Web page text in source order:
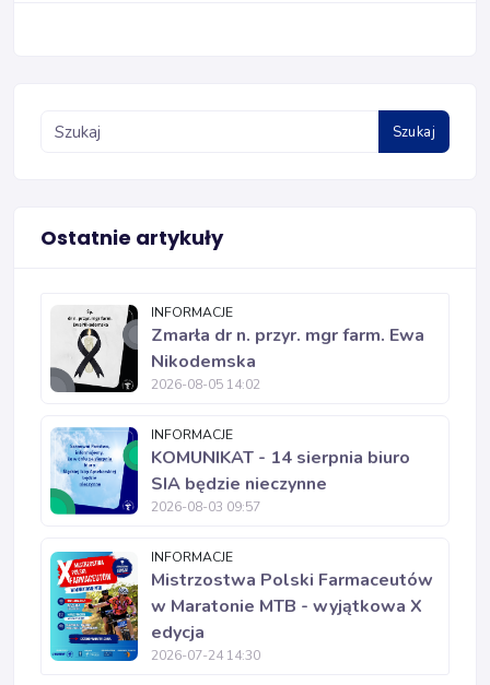
Szukaj
Ostatnie artykuły
INFORMACJE
Zmarła dr n. przyr. mgr farm. Ewa
Nikodemska
2026-08-05 14:02
INFORMACJE
KOMUNIKAT - 14 sierpnia biuro
SIA będzie nieczynne
2026-08-03 09:57
INFORMACJE
Mistrzostwa Polski Farmaceutów
w Maratonie MTB - wyjątkowa X
edycja
2026-07-24 14:30